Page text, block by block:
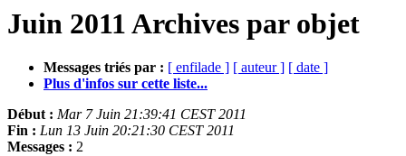
Juin 2011 Archives par objet
Messages triés par : [ enfilade ] [ auteur ] [ date ]
Plus d'infos sur cette liste...
Début : Mar 7 Juin 21:39:41 CEST 2011
Fin : Lun 13 Juin 20:21:30 CEST 2011
Messages : 2